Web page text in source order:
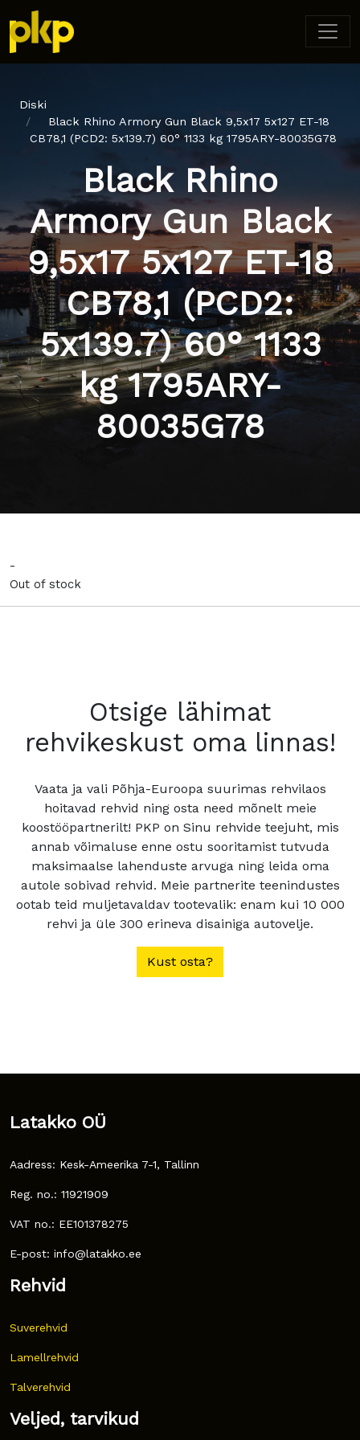
Diski
Black Rhino Armory Gun Black 9,5x17 5x127 ET-18
CB78,1 (PCD2: 5x139.7) 60° 1133 kg 1795ARY-80035G78
Black Rhino
Armory Gun Black
9,5x17 5x127 ET-18
CB78,1 (PCD2:
5x139.7) 60° 1133
kg 1795ARY-
80035G78
-
Out of stock
Otsige lähimat
rehvikeskust oma linnas!
Vaata ja vali Põhja-Euroopa suurimas rehvilaos
hoitavad rehvid ning osta need mõnelt meie
koostööpartnerilt! PKP on Sinu rehvide teejuht, mis
annab võimaluse enne ostu sooritamist tutvuda
maksimaalse lahenduste arvuga ning leida oma
autole sobivad rehvid. Meie partnerite teenindustes
ootab teid muljetavaldav tootevalik: enam kui 10 000
rehvi ja üle 300 erineva disainiga autovelje.
Kust osta?
Latakko OÜ
Aadress: Kesk-Ameerika 7-1, Tallinn
Reg. no.: 11921909
VAT no.: EE101378275
E-post: info@latakko.ee
Rehvid
Suverehvid
Lamellrehvid
Talverehvid
Veljed, tarvikud